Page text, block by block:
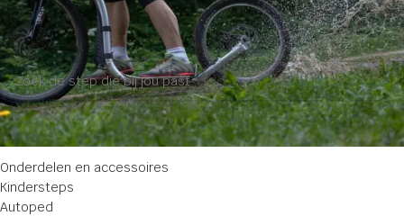
CATEGORIE
Onderdelen en accessoires
Kindersteps
Autoped
Home Producten getagged “Kickbike Safari Limited Edition step”
Geen producten gevonden die aan je selectie voldoen.